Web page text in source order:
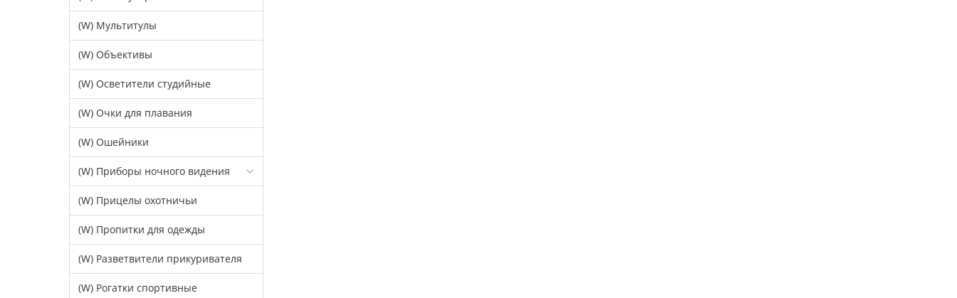
(W) Мультитулы
(W) Объективы
(W) Осветители студийные
(W) Очки для плавания
(W) Ошейники
(W) Приборы ночного видения
(W) Прицелы охотничьи
(W) Пропитки для одежды
(W) Разветвители прикуривателя
(W) Рогатки спортивные